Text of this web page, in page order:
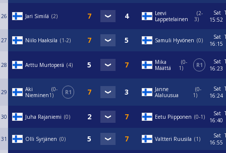
26 Jari Similä 2
Leevi
Lappetelainen
2-
3
Sat
15:52
27 Niilo Haaksila 1-2 Samuli Hyvönen 0
Sat
16:15
28 Arttu Murtoperä 4
Mika
Määttä
0-
1
R1
Sat
16:23
29
Aki
Nieminen
0-
1
R1
Janne
Alaluusua
0-
1
Sat
16:24
30 Juha Rajaniemi 0 Eetu Piipponen 0-1
Sat
16:40
31 Olli Syrjänen 0 Valtteri Ruusila 1
Sat
16:55